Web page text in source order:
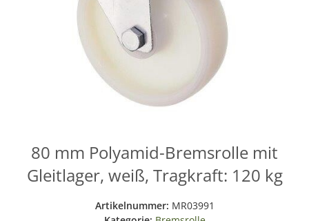
80 mm Polyamid-Bremsrolle mit
Gleitlager, weiß, Tragkraft: 120 kg
Artikelnummer: MR03991